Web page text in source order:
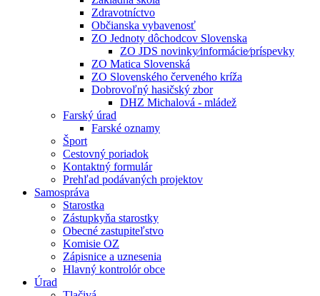
Zdravotníctvo
Občianska vybavenosť
ZO Jednoty dôchodcov Slovenska
ZO JDS novinky⁄informácie⁄príspevky
ZO Matica Slovenská
ZO Slovenského červeného kríža
Dobrovoľný hasičský zbor
DHZ Michalová - mládež
Farský úrad
Farské oznamy
Šport
Cestovný poriadok
Kontaktný formulár
Prehľad podávaných projektov
Samospráva
Starostka
Zástupkyňa starostky
Obecné zastupiteľstvo
Komisie OZ
Zápisnice a uznesenia
Hlavný kontrolór obce
Úrad